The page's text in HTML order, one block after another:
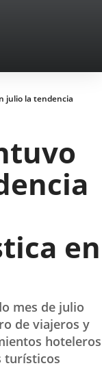
julio la tendencia
en
mes de julio
de viajeros y
hoteleros
turísticos